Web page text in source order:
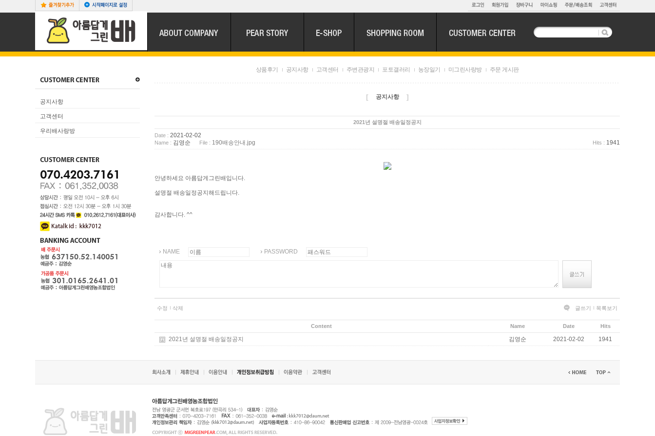
공지사항
고객센터
우리배사랑방
상품후기 공지사항 고객센터 주변관광지 포토갤러리 농장일기 미그린사랑방 주문 게시판
[ 공지사항 ]
2021년 설명절 배송일정공지
Date : 2021-02-02
Name : 김영순 File : 190배송안내.jpg Hits : 1941
안녕하세요 아름답게그린배입니다.
설명절 배송일정공지해드립니다.
감사합니다. ^^
NAME PASSWORD
수정 삭제 글쓰기 목록보기
Content Name Date Hits
2021년 설명절 배송일정공지 김영순 2021-02-02 1941